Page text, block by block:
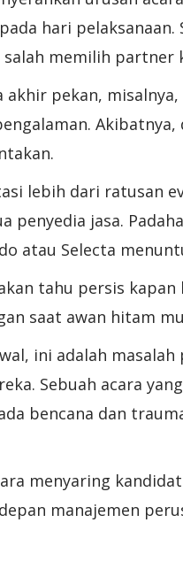
hari
memilih partner
akhir pekan,
lebih dari ratusan
penyedia jasa.
atau Selecta
tahu persis
saat awan hitam
ini adalah
Sebuah acara
bencana dan
menyaring
manajemen